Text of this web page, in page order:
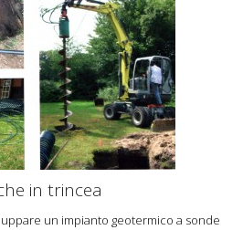
in trincea
un impianto geotermico a sonde